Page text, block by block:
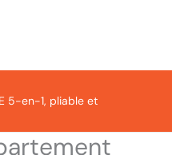
5-en-1, pliable et